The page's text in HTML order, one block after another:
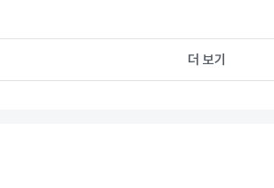
더 보기